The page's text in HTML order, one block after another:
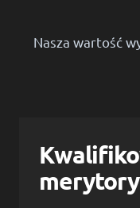
Nasza wartość